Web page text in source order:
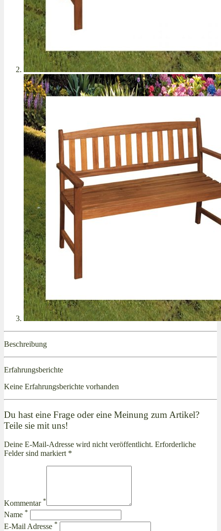
Beschreibung
Erfahrungsberichte
Keine Erfahrungsberichte vorhanden
Du hast eine Frage oder eine Meinung zum Artikel?
Teile sie mit uns!
Deine E-Mail-Adresse wird nicht veröffentlicht. Erforderliche
Felder sind markiert *
Kommentar *
Name *
E-Mail Adresse *